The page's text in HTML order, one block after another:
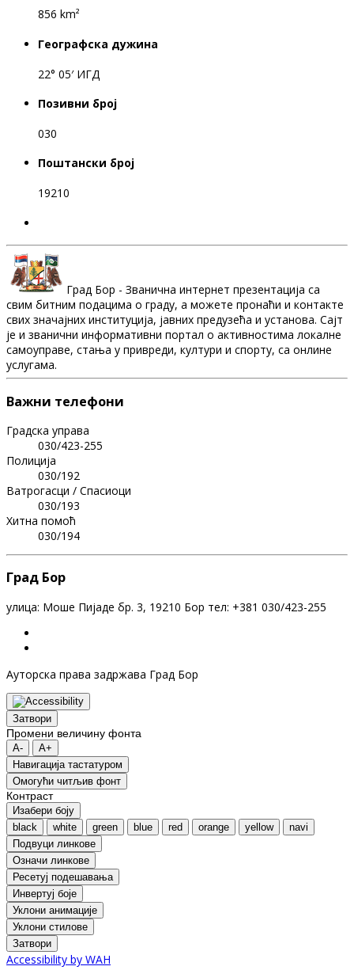
856 km²
Географска дужина
22° 05′ ИГД
Позивни број
030
Поштански број
19210
Град Бор - Званична интернет презентација са
свим битним подацима о граду, а можете пронаћи и контакте
свих значајних институција, јавних предузећа и установа. Сајт
је и званични информативни портал о активностима локалне
самоуправе, стања у привреди, култури и спорту, са онлине
услугама.
Важни телефони
Градска управа
030/423-255
Полиција
030/192
Ватрогасци / Спасиоци
030/193
Хитна помоћ
030/194
Град Бор
улица: Моше Пијаде бр. 3, 19210 Бор тел: +381 030/423-255
Ауторска права задржава Град Бор
Затвори
Промени величину фонта
A-
A+
Навигација тастатуром
Oмогући читљив фонт
Контраст
Изабери боју
black
white green blue red orange yellow
navi
Подвуци линкове
Означи линкове
Ресетуј подешавања
Инвертуј боје
Уклони анимације
Уклони стилове
Затвори
Accessibility by WAH